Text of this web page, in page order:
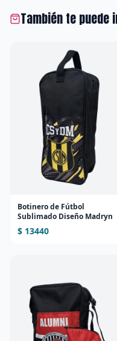
También te puede
Botinero de Fútbol
Sublimado Diseño Madryn
$ 13440